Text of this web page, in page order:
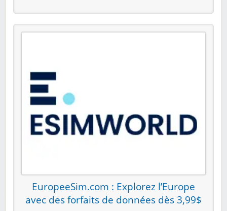
EuropeeSim.com : Explorez l’Europe
avec des forfaits de données dès 3,99$